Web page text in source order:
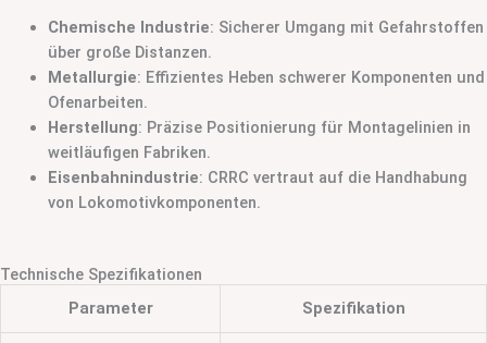
Chemische Industrie: Sicherer Umgang mit Gefahrstoffen
über große Distanzen.
Metallurgie: Effizientes Heben schwerer Komponenten und
Ofenarbeiten.
Herstellung: Präzise Positionierung für Montagelinien in
weitläufigen Fabriken.
Eisenbahnindustrie: CRRC vertraut auf die Handhabung
von Lokomotivkomponenten.
Technische Spezifikationen
Parameter
Spezifikation